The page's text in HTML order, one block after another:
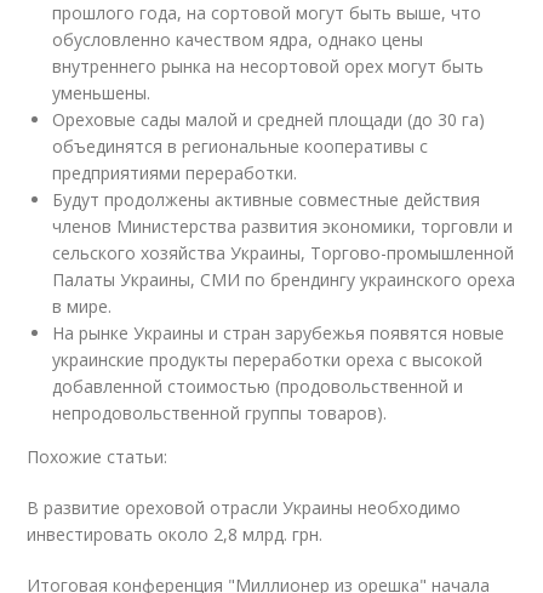
прошлого года, на сортовой могут быть выше, что
обусловленно качеством ядра, однако цены
внутреннего рынка на несортовой орех могут быть
уменьшены.
Ореховые сады малой и средней площади (до 30 га)
объединятся в региональные кооперативы с
предприятиями переработки.
Будут продолжены активные совместные действия
членов Министерства развития экономики, торговли и
сельского хозяйства Украины, Торгово-промышленной
Палаты Украины, СМИ по брендингу украинского ореха
в мире.
На рынке Украины и стран зарубежья появятся новые
украинские продукты переработки ореха с высокой
добавленной стоимостью (продовольственной и
непродовольственной группы товаров).
Похожие статьи:
В развитие ореховой отрасли Украины необходимо
инвестировать около 2,8 млрд. грн.
Итоговая конференция "Миллионер из орешка" начала